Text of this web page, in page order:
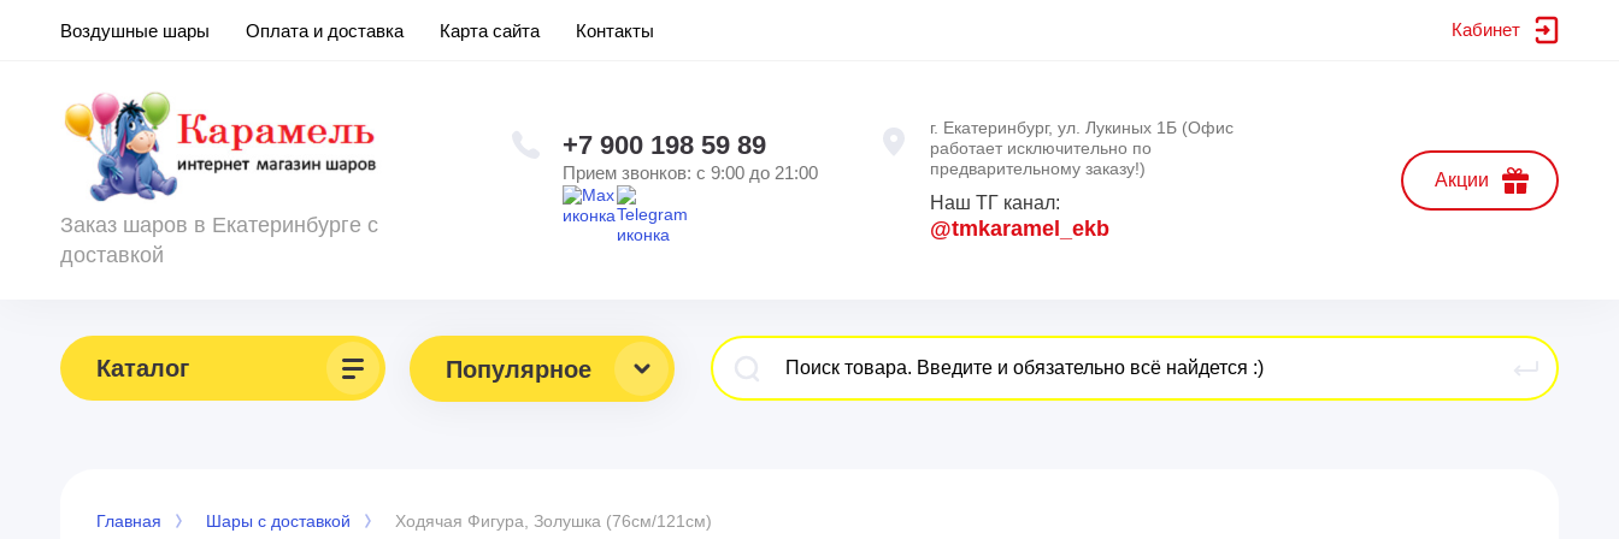
Воздушные шары Оплата и доставка Карта сайта Контакты Кабинет
Заказ шаров в Екатеринбурге с
доставкой
+7 900 198 59 89
Прием звонков: с 9:00 до 21:00
г. Екатеринбург, ул. Лукиных 1Б (Офис
работает исключительно по
предварительному заказу!)
Наш ТГ канал:
@tmkaramel_ekb
Акции
Каталог Популярное
Главная Шары с доставкой Ходячая Фигура, Золушка (76см/121см)